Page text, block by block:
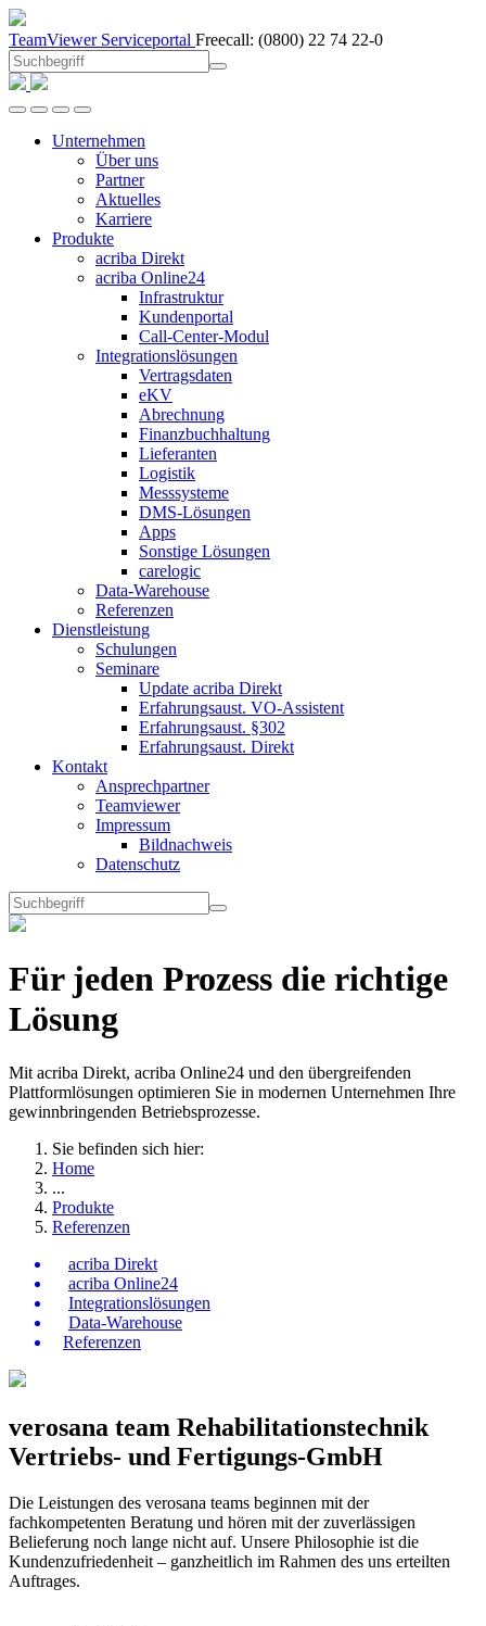
TeamViewer Serviceportal Freecall: (0800) 22 74 22-0
Unternehmen
Über uns
Partner
Aktuelles
Karriere
Produkte
acriba Direkt
acriba Online24
Infrastruktur
Kundenportal
Call-Center-Modul
Integrationslösungen
Vertragsdaten
eKV
Abrechnung
Finanzbuchhaltung
Lieferanten
Logistik
Messsysteme
DMS-Lösungen
Apps
Sonstige Lösungen
carelogic
Data-Warehouse
Referenzen
Dienstleistung
Schulungen
Seminare
Update acriba Direkt
Erfahrungsaust. VO-Assistent
Erfahrungsaust. §302
Erfahrungsaust. Direkt
Kontakt
Ansprechpartner
Teamviewer
Impressum
Bildnachweis
Datenschutz
Für jeden Prozess die richtige
Lösung
Mit acriba Direkt, acriba Online24 und den übergreifenden
Plattformlösungen optimieren Sie in modernen Unternehmen Ihre
gewinnbringenden Betriebsprozesse.
Sie befinden sich hier:
Home
...
Produkte
Referenzen
acriba Direkt
acriba Online24
Integrationslösungen
Data-Warehouse
Referenzen
verosana team Rehabilitationstechnik
Vertriebs- und Fertigungs-GmbH
Die Leistungen des verosana teams beginnen mit der
fachkompetenten Beratung und hören mit der zuverlässigen
Belieferung noch lange nicht auf. Unsere Philosophie ist die
Kundenzufriedenheit – ganzheitlich im Rahmen des uns erteilten
Auftrages.